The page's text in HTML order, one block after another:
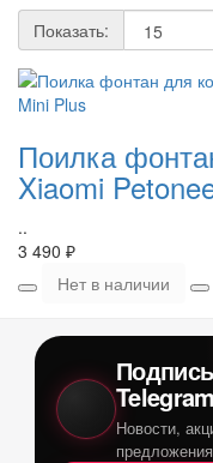
Показать:
Поилка
Xiaomi
..
3 490 ₽
Нет в наличии
Telegram
Новости,
предложения